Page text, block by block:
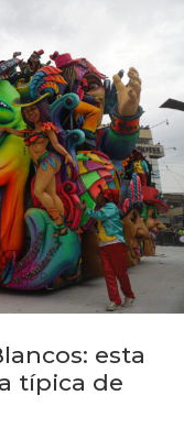
esta
típica de